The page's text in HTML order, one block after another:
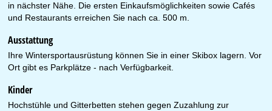
in nächster Nähe. Die ersten Einkaufsmöglichkeiten sowie Cafés
und Restaurants erreichen Sie nach ca. 500 m.
Ausstattung
Ihre Wintersportausrüstung können Sie in einer Skibox lagern. Vor
Ort gibt es Parkplätze - nach Verfügbarkeit.
Kinder
Hochstühle und Gitterbetten stehen gegen Zuzahlung zur